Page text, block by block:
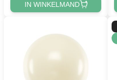
IN WINKELMAND